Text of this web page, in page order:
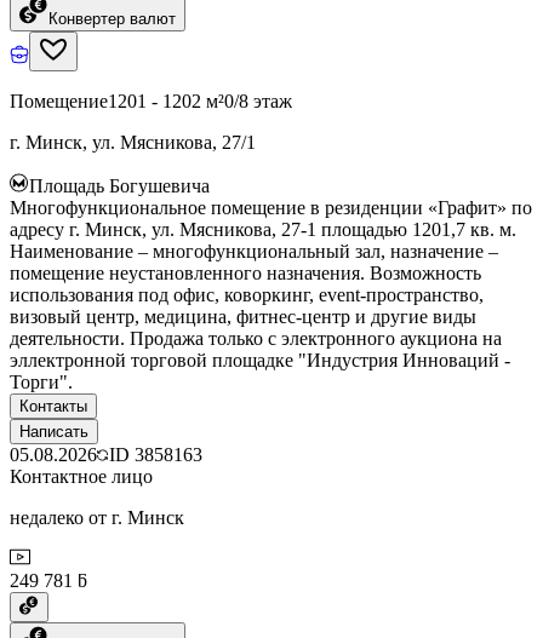
Конвертер валют
Помещение1201 - 1202 м²0/8 этаж
г. Минск, ул. Мясникова, 27/1
Площадь Богушевича
Многофункциональное помещение в резиденции «Графит» по
адресу г. Минск, ул. Мясникова, 27-1 площадью 1201,7 кв. м.
Наименование – многофункциональный зал, назначение –
помещение неустановленного назначения. Возможность
использования под офис, коворкинг, event-пространство,
визовый центр, медицина, фитнес-центр и другие виды
деятельности. Продажа только с электронного аукциона на
эллектронной торговой площадке "Индустрия Инноваций -
Торги".
Контакты
Написать
05.08.2026 ID 3858163
Контактное лицо
недалеко от г. Минск
249 781 ƃ